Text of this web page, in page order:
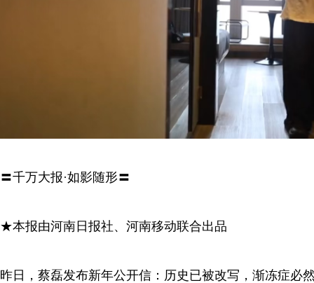
〓千万大报·如影随形〓
★本报由河南日报社、河南移动联合出品
昨日，蔡磊发布新年公开信：历史已被改写，渐冻症必